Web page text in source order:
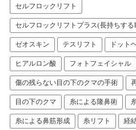
セルフロックリフト
セルフロックリフトプラス(長持ちする
ゼオスキン テスリフト ドット
ヒアルロン酸 フォトフェイシャル
傷の残らない目の下のクマの手術
目の下のクマ 糸による隆鼻術
糸による鼻筋形成 糸リフト 経